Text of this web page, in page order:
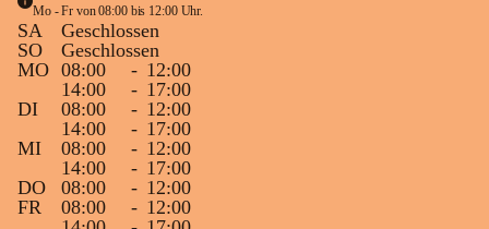
Mo - Fr von 08:00 bis 12:00 Uhr.
SA
Geschlossen
SO
Geschlossen
MO 08:00 - 12:00
14:00
- 17:00
DI
08:00 - 12:00
14:00
- 17:00
MI
08:00 - 12:00
14:00
- 17:00
DO
08:00 - 12:00
FR
08:00 - 12:00